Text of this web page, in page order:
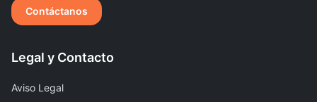
Contáctanos
Legal y Contacto
Aviso Legal